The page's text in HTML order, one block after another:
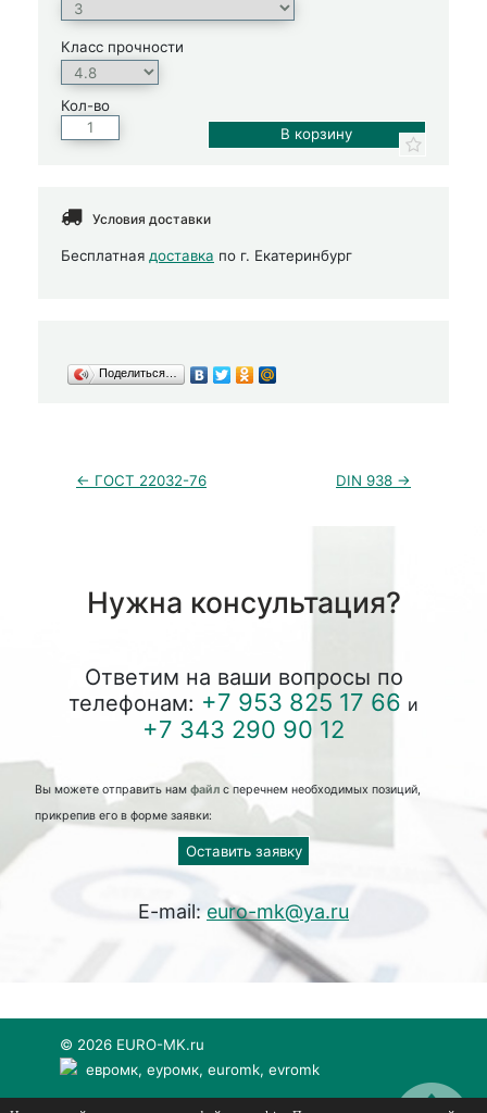
Класс прочности
Кол-во
Условия доставки
Бесплатная доставка по г. Екатеринбург
Поделиться…
← ГОСТ 22032-76 DIN 938 →
Нужна консультация?
Ответим на ваши вопросы по
телефонам: +7 953 825 17 66 и
+7 343 290 90 12
Вы можете отправить нам файлс перечнем необходимых позиций,
прикрепив его в форме заявки:
Оставить заявку
E-mail: euro-mk@ya.ru
© 2026 EURO-MK.ru
евромк, еуромк, euromk, evromk